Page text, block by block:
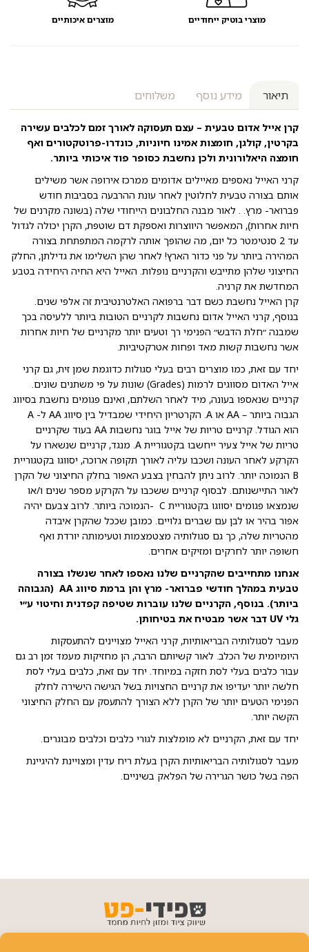
תיאור מידע נוסף משלוחים
קרן אייל אדום טבעית – עצם תעסוקה לאורך זמם לכלבים עשירה
בקרטין, קולגן, חומצות אמינו חיוניות, כונדרו-פרוטקטורים ואף
חומצה היאלורונית ולכן נחשבת כסופר פוד איכותי ביותר.
קרני האייל נאספים מאיילים אדומים ממרכז אירופה אשר משילים
אותם בצורה טבעית לחלוטין לאחר עונת ההרבעה בסביבות חודש
פברואר- מרץ. . לאור מבנה החלבונים הייחודי שלה (בשונה מקרנים של
חיות אחרות), המאפשר היווצרות ואספקת דם שוטפת, הקרן יכולה לגדול
עד 2 סנטימטר כל יום, מה שהופך אותה לרקמה המתפתחת בצורה
המהירה ביותר על פני כדור הארץ! לאחר שהן השלימו את גדילתן, החלק
החיצוני שלהן מתייבש והקרניים נופלות. האייל היא החיה היחידה בטבע
המחדשת את קרניה.
קרן האייל נחשבת כשם דבר ברפואה האלטרנטיבית זה אלפי שנים.
בנוסף, קרני האייל אדום נחשבות לקרניים הטובות ביותר ללעיסה בכך
שמבנה ״חלת הדבש״ הפנימי רך וטעים יותר מקרניים של חיות אחרות
אשר נחשבות קשות מאד ופחות אטרקטיביות.
יחד עם זאת, כמו מוצרים רבים בעלי סגולות כדוגמת שמן זית, גם קרני
אייל האדום מסווגים לרמות (Grades) שונות על פי משתנים שונים.
קרניים שנאספו בעונה, מיד לאחר השלתם, ואינם פגומים נחשבת בסיווג
הגבוה ביותר – AA או A. הקרטריון היחידי שמבדיל בין סיווג AA ל- A
הוא הגודל. קרניים טריות של אייל בוגר נחשבות AA בעוד שקרניים
טריות של אייל צעיר ייחשבו בקטגוריית A. מנגד, קרניים שנשארו על
הקרקע לאחר העונה ושכבו עליה לאורך תקופה ארוכה, יסווגו בקטגוריית
B הנמוכה יותר. לרוב ניתן להבחין בצבע האפור בחלק החיצוני של הקרן
לאור התיישנותם. לבסוף קרניים ששכבו על הקרקע מספר שנים ו/או
שנמצאו פגומים יסווגו בקטגוריית C -הנמוכה ביותר. לרוב צבעם יהיה
אפור בהיר או לבן עם שברים גלויים. כמובן שככל שהקרן איבדה
מהטריות שלה, כך גם סגולותיה מצטמצמות וטעימותה יורדת ואף
חשופה יותר לחרקים ומזיקים אחרים.
אנחנו מתחייבים שהקרניים שלנו נאספו לאחר שנשלו בצורה
טבעית במהלך חודשי פברואר- מרץ והן ברמת סיווג AA (הגבוהה
ביותר). בנוסף, הקרניים שלנו עוברות שטיפה קפדנית וחיטוי ע״י
גלי UV דבר אשר מבטיח את בטיחותן.
מעבר לסגולותיה הבריאותיות, קרני האייל מצויינים להתעסקות
היומיומית של הכלב. לאור קשיותם הרבה, הן מחזיקות מעמד זמן רב גם
עבור כלבים בעלי לסת חזקה במיוחד. יחד עם זאת, כלבים בעלי לסת
חלשה יותר יעדיפו את קרניים החצויות בשל הגישה הישירה לחלק
הפנימי הטעים יותר של הקרן ללא הצורך להתעסק עם החלק החיצוני
הקשה יותר.
יחד עם זאת, הקרניים לא מומלצות לגורי כלבים וכלבים מבוגרים.
מעבר לסגולותיה הבריאותיות הקרן בעלת ריח עדין ומצויינת להיגיינת
הפה בשל כושר הגרירה של הפלאק בשיניים.
מוצרי בוטיק ייחודיים מוצרים איכותיים